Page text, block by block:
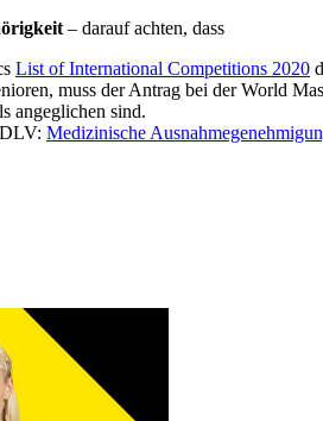
– darauf achten, dass
List of International Competitions 2020
muss der Antrag bei der World
angeglichen sind.
Medizinische